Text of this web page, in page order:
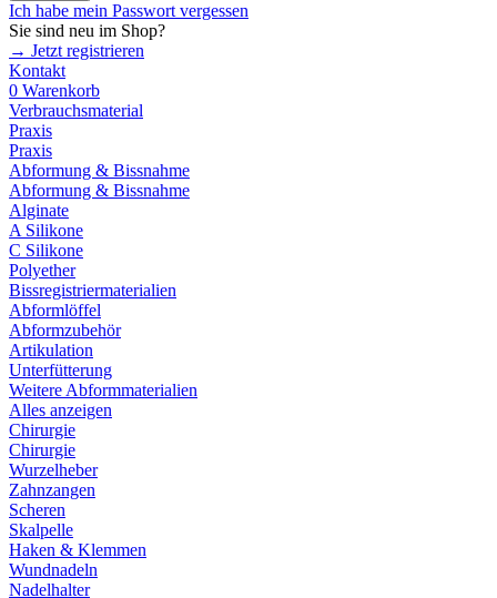
Ich habe mein Passwort vergessen
Sie sind neu im Shop?
→ Jetzt registrieren
Kontakt
0 Warenkorb
Verbrauchsmaterial
Praxis
Praxis
Abformung & Bissnahme
Abformung & Bissnahme
Alginate
A Silikone
C Silikone
Polyether
Bissregistriermaterialien
Abformlöffel
Abformzubehör
Artikulation
Unterfütterung
Weitere Abformmaterialien
Alles anzeigen
Chirurgie
Chirurgie
Wurzelheber
Zahnzangen
Scheren
Skalpelle
Haken & Klemmen
Wundnadeln
Nadelhalter